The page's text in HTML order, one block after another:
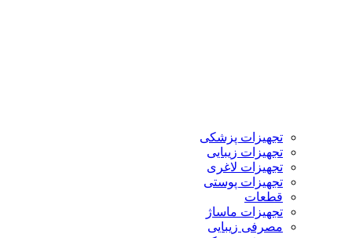
تجهیزات پزشکی
تجهیزات زیبایی
تجهیزات لاغری
تجهیزات پوستی
قطعات
تجهیزات ماساژ
مصرفی زیبایی